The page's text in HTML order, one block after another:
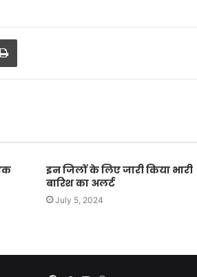
Print
इन जिलों के लिए जारी किया भारी
बारिश का अलर्ट
July 5, 2024